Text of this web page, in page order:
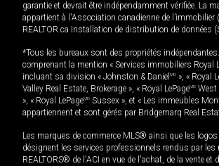
garantie et devrait être indépendamment vérifiée. La
appartient à l'Association canadienne de l’immobilier
REALTOR.ca Installation de distribution de données
*Tous les bureaux sont des propriétés
comprenant la mention « Services immobiliers Royal
incluant sa division « Johnston & Daniel MD », « Royal
Valley Real Estate, Brokerage », « Royal LePageMD West
», « Royal LePageMD Sussex », et « Les immeubles
appartiennent et sont gérés par Bridgemarq Real
Les marques de commerce MLS® ainsi que les
désignent les services professionnels rendus par les
REALTORS® de l'ACI en vue de l'achat, de la vente et